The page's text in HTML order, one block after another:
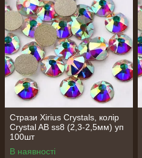
Стрази Xirius Crystals, колір
Сrystal AB ss8 (2,3-2,5мм) уп
100шт
В наявності